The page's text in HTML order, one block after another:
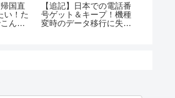
国直
い！た
んな
【追記】日本での電話番
号ゲット＆キープ！機種
変時のデータ移行に失敗